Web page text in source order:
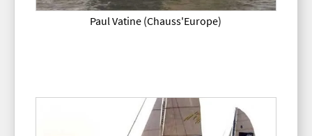
Paul Vatine (Chauss'Europe)